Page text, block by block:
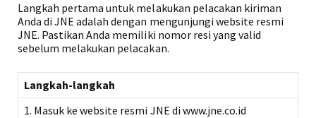
Langkah pertama untuk melakukan pelacakan kiriman
Anda di JNE adalah dengan mengunjungi website resmi
JNE. Pastikan Anda memiliki nomor resi yang valid
sebelum melakukan pelacakan.
Langkah-langkah
1. Masuk ke website resmi JNE di www.jne.co.id